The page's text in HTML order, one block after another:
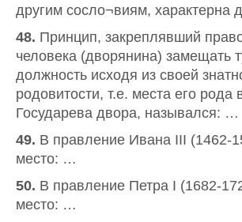
другим сосло¬виям, характерна
48. Принцип, закреплявший
человека (дворянина) замещать
должность исходя из своей
родовитости, т.е. места его рода
Государева двора, назывался: …
49. В правление Ивана III (1462-
место: …
50. В правление Петра I (1682-
место: …